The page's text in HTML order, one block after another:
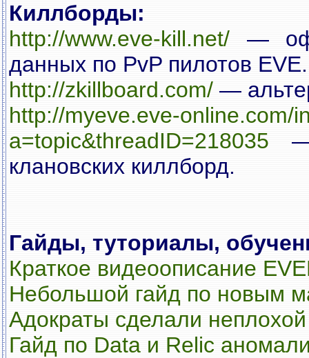
Киллборды:
http://www.eve-kill.net/ —
данных по PvP пилотов EVE.
http://zkillboard.com/ —
http://myeve.eve-online.com/
a=topic&threadID=218035 —
клановских киллборд.
Гайды, туториалы,
Краткое видеоописание
Небольшой гайд по новым
Адократы сделали
Гайд по Data и Relic